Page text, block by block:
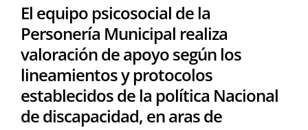
El equipo psicosocial de la
Personería Municipal realiza
valoración de apoyo según los
lineamientos y protocolos
establecidos de la política Nacional
de discapacidad, en aras de